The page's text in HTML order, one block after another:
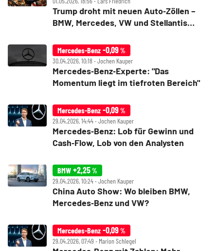
Trump droht mit neuen Auto‑Zöllen –
BMW, Mercedes, VW und Stellantis
Mercedes-Benz -0,09%
30.04.2026, 10:18 ‧ Jochen Kauper
Mercedes‑Benz‑Experte: "Das
Momentum liegt im tiefroten Bereich"
Mercedes-Benz -0,09%
29.04.2026, 14:44 ‧ Jochen Kauper
Mercedes‑Benz: Lob für Gewinn und
Cash‑Flow, Lob von den Analysten
BMW +2,25%
29.04.2026, 10:24 ‧ Jochen Kauper
China Auto Show: Wo bleiben BMW,
Mercedes‑Benz und VW?
Mercedes-Benz -0,09%
29.04.2026, 07:49 ‧ Marion Schlegel